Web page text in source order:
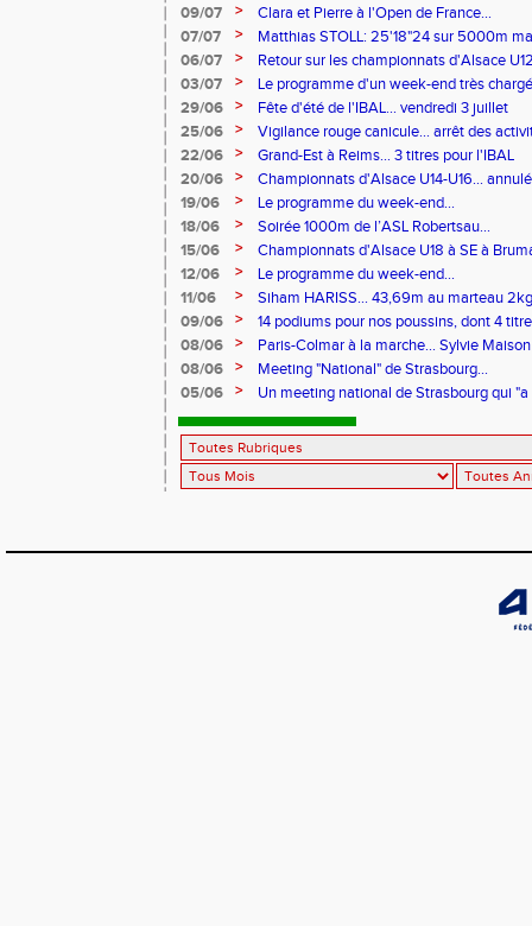
09/07
>
Clara et Pierre à l'Open de France...
07/07
>
Matthias STOLL: 25'18"24 sur 5000m
06/07
>
Retour sur les championnats d'Alsace
03/07
>
Le programme d'un week-end très
29/06
>
Fête d'été de l'IBAL... vendredi 3 juillet
25/06
>
Vigilance rouge canicule... arrêt des
22/06
>
Grand-Est à Reims... 3 titres pour l'IBAL
20/06
>
Championnats d'Alsace U14-U16...
19/06
>
Le programme du week-end...
18/06
>
Soirée 1000m de l’ASL Robertsau...
15/06
>
Championnats d'Alsace U18 à SE à
12/06
>
Le programme du week-end...
11/06
>
Siham HARISS... 43,69m au marteau 2kg
09/06
>
14 podiums pour nos poussins, dont 4
Rhin...
08/06 >
Paris-Colmar à la marche... Sylvie
08/06
>
Meeting "National" de Strasbourg...
05/06
> Un meeting national de Strasbourg qui